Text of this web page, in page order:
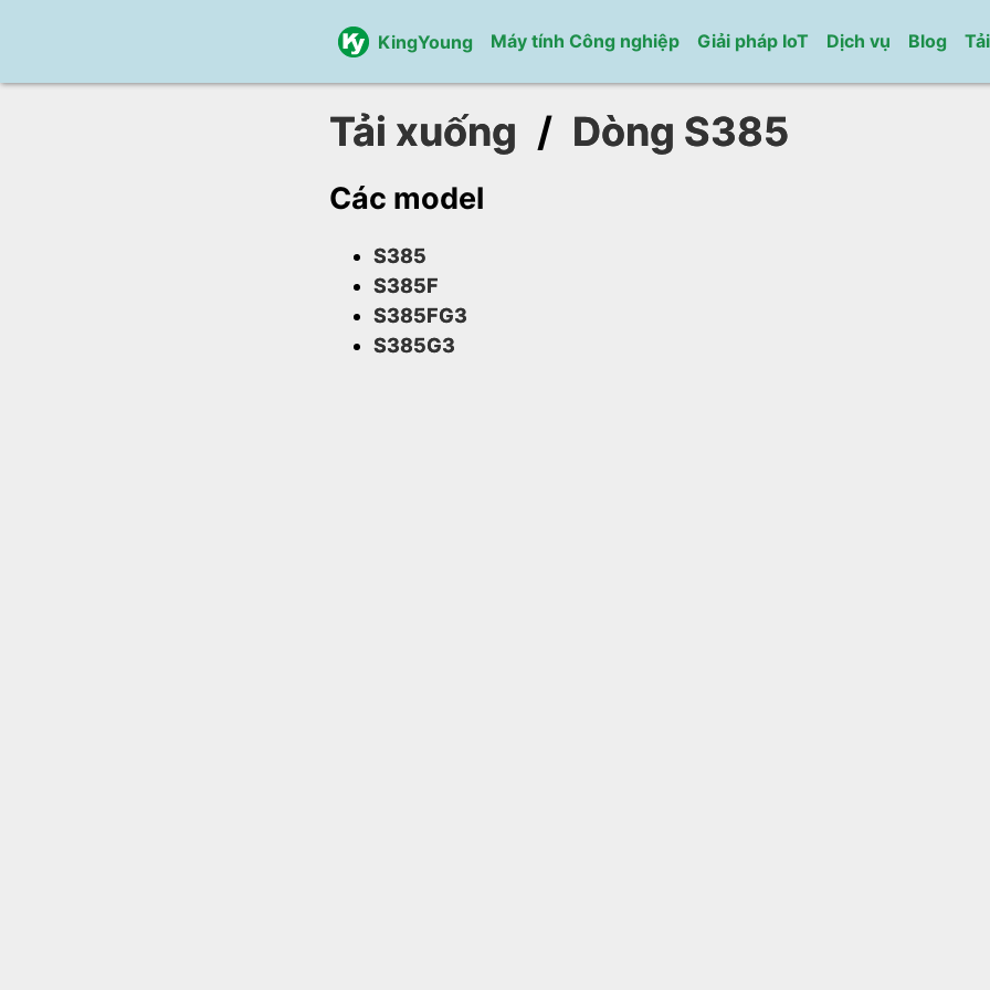
KingYoung Máy tính Công nghiệp Giải pháp IoT Dịch vụ Blog
Tải xuống / Dòng S385
Các model
S385
S385F
S385FG3
S385G3